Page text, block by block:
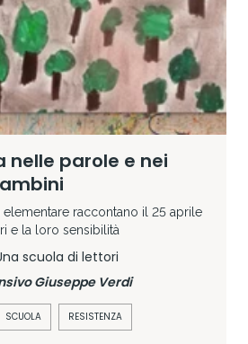
nelle parole e nei
raccontano il 25 aprile
e la loro sensibilità
scuola di lettori
Giuseppe Verdi
SCUOLA RESISTENZA